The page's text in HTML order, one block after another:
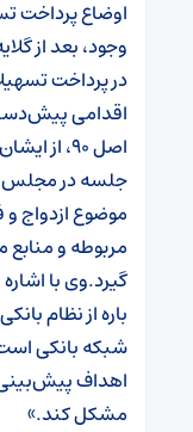
اوضاع پرداخت
وجود، بعد از
در پرداخت
اقدامی
اصل 90،
جلسه در
موضوع ازدواج و
مربوطه و منابع
گیرد.وی با
باره از نظام
شبکه بانکی
اهداف پیش‌بینی
مشکل کند.»